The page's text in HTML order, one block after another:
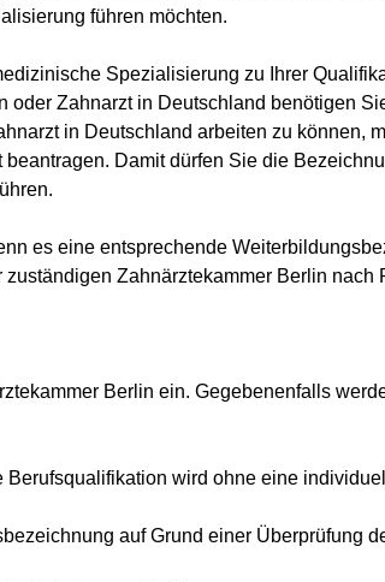
führen möchten.
Spezialisierung zu Ihrer
oder Zahnarzt in Deutschland benötigen
in Deutschland arbeiten zu können,
Damit dürfen Sie die
es eine entsprechende
Zahnärztekammer Berlin nach
Berlin ein. Gegebenenfalls
Berufsqualifikation wird ohne eine
auf Grund einer Überprüfung